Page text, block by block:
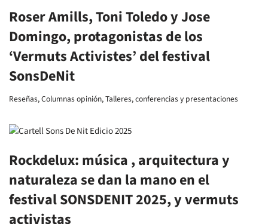
Roser Amills, Toni Toledo y Jose
Domingo, protagonistas de los
‘Vermuts Activistes’ del festival
SonsDeNit
Reseñas,Columnas opinión,Talleres, conferencias y presentaciones
Rockdelux: música , arquitectura y
naturaleza se dan la mano en el
festival SONSDENIT 2025, y vermuts
activistas